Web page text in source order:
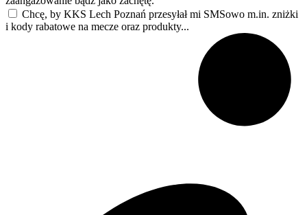
Chcę, by KKS Lech Poznań przesyłał mi SMSowo m.in. zniżki
i kody rabatowe na mecze oraz produkty...